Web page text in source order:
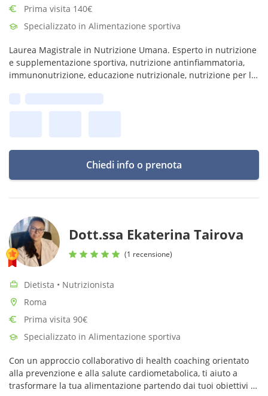
Prima visita 140€
Specializzato in Alimentazione sportiva
Laurea Magistrale in Nutrizione Umana. Esperto in nutrizione
e supplementazione sportiva, nutrizione antinfiammatoria,
immunonutrizione, educazione nutrizionale, nutrizione per la
Chiedi info o prenota
Dott.ssa Ekaterina Tairova
(1 recensione)
Dietista • Nutrizionista
Roma
Prima visita 90€
Specializzato in Alimentazione sportiva
Con un approccio collaborativo di health coaching orientato
alla prevenzione e alla salute cardiometabolica, ti aiuto a
trasformare la tua alimentazione partendo dai tuoi obiettivi e